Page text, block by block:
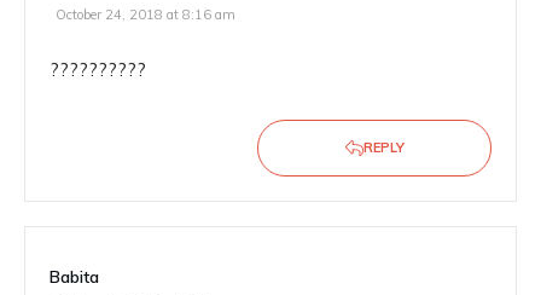
October 24, 2018 at 8:16 am
??????????
REPLY
Babita